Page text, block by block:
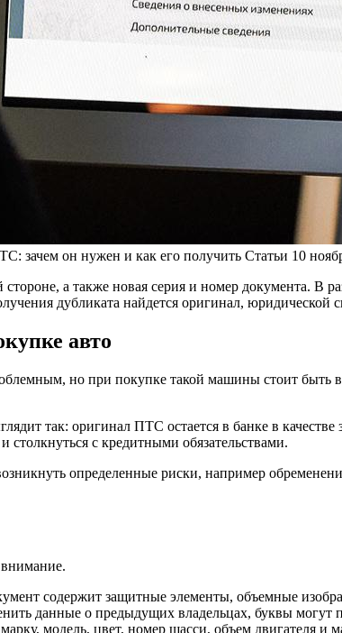
зачем он нужен и как его получить Статьи 10
а также новая серия и номер документа. В
дубликата найдется оригинал, юридической
авто
но при покупке такой машины стоит
так: оригинал ПТС остается в банке в
столкнуться с кредитными обязательствами.
определенные риски, например
внимание.
содержит защитные элементы, объемные
данные о предыдущих владельцах, буквы могут
модель, цвет, номер шасси, объем двигателя и